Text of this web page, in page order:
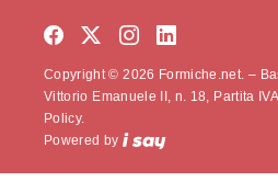
Copyright © 2026 Formiche.net. –
Vittorio Emanuele II, n. 18, Partita
Policy.
Powered by